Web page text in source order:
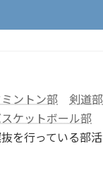
ントン部
剣道部
ケットボール部
を行っている部活